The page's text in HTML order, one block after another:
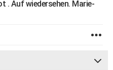
Auf wiedersehen. Marie-